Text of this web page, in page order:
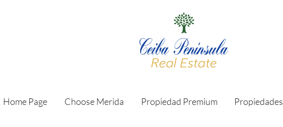
Home Page Choose Merida Propiedad Premium Propiedades